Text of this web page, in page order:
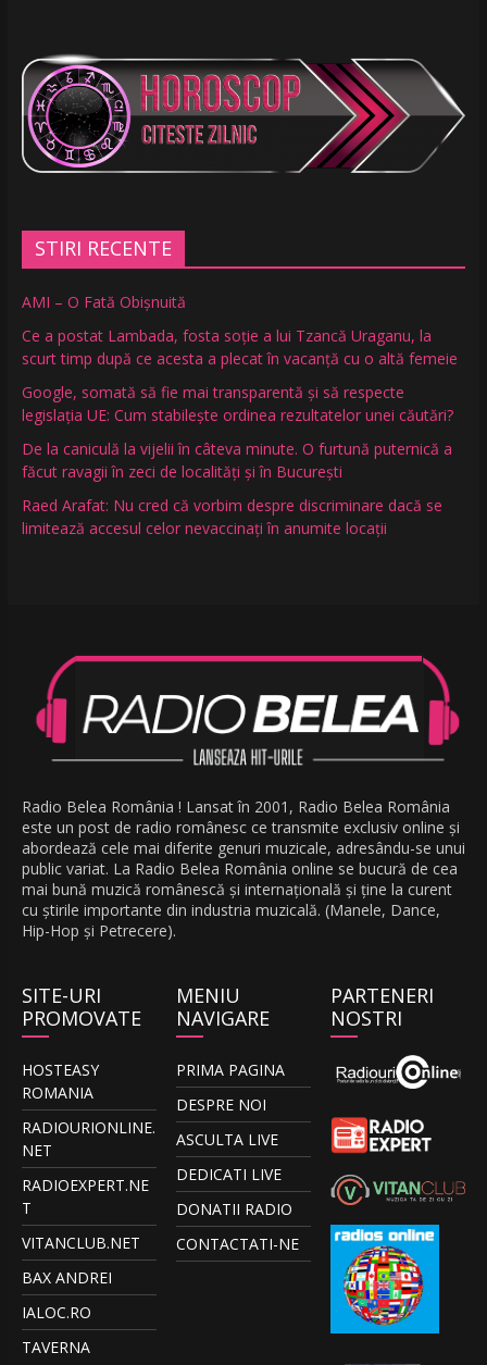
STIRI RECENTE
AMI – O Fată Obişnuită
Ce a postat Lambada, fosta soție a lui Tzancă Uraganu, la
scurt timp după ce acesta a plecat în vacanță cu o altă femeie
Google, somată să fie mai transparentă și să respecte
legislația UE: Cum stabilește ordinea rezultatelor unei căutări?
De la caniculă la vijelii în câteva minute. O furtună puternică a
făcut ravagii în zeci de localități și în București
Raed Arafat: Nu cred că vorbim despre discriminare dacă se
limitează accesul celor nevaccinați în anumite locații
Radio Belea România ! Lansat în 2001, Radio Belea România
este un post de radio românesc ce transmite exclusiv online și
abordează cele mai diferite genuri muzicale, adresându-se unui
public variat. La Radio Belea România online se bucură de cea
mai bună muzică românescă și internațională și ține la curent
cu știrile importante din industria muzicală. (Manele, Dance,
Hip-Hop și Petrecere).
SITE-URI
PROMOVATE
HOSTEASY
ROMANIA
RADIOURIONLINE.
NET
RADIOEXPERT.NE
T
VITANCLUB.NET
BAX ANDREI
IALOC.RO
TAVERNA
MENIU
NAVIGARE
PRIMA PAGINA
DESPRE NOI
ASCULTA LIVE
DEDICATI LIVE
DONATII RADIO
CONTACTATI-NE
PARTENERI
NOSTRI